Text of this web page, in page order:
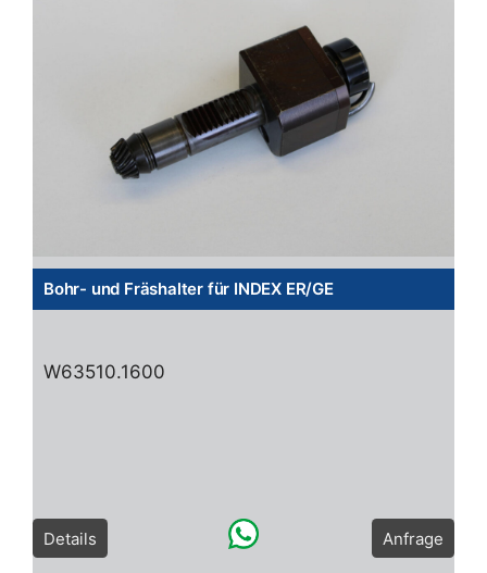
Bohr- und Fräshalter für INDEX ER/GE
W63510.1600
Details Anfrage